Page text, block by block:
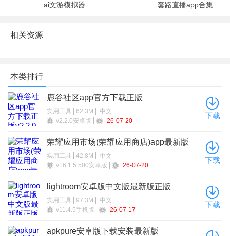
ai文游模拟器 套路直播app合集
相关资源
本类排行
鹿谷社区app官方下载正版
实用工具 62.3M
中文
v2.2.0安卓版
26-07-20
下载
荣耀应用市场(荣耀应用商店)app最新版
2026
实用工具 42.8M
中文
v16.1.5.500安卓版
26-07-20
下载
lightroom安卓版中文版最新版正版
实用工具 97.3M
中文
v11.4.5手机版
26-07-17
下载
apkpure安卓版下载安装最新版